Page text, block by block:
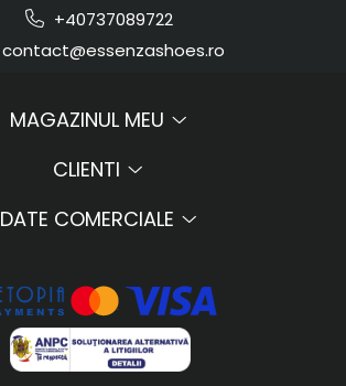
+40737089722
contact@essenzashoes.ro
MAGAZINUL MEU
CLIENTI
DATE COMERCIALE